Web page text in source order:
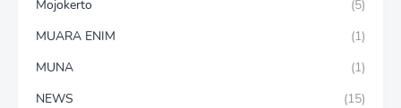
Mojokerto
(5)
MUARA ENIM
(1)
MUNA
(1)
NEWS
(15)